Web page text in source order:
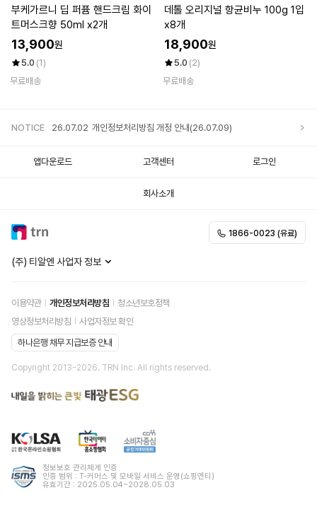
부케가르니 딥 퍼퓸 핸드크림 화이
트머스크향 50ml x2개
13,900원
5.0 (1)
무료배송
데톨 오리지널 항균비누 100g 1입
x8개
18,900원
5.0 (2)
무료배송
NOTICE 26.07.02 개인정보처리방침 개정 안내(26.07.09)
25.12.05 개인정보처리방침 개정 안내
개인정보처리방침 개정 안내
앱다운로드 고객센터 로그인
회사소개
(주) 티알엔 사업자 정보
이용약관 개인정보처리방침
청소년보호정책
영상정보처리방침
사업자정보 확인
하나은행 채무 지급보증 안내
Copyright 2013-2026. TRN Inc. All rights reserved.
정보보호 관리체계 인증
인증 범위 : T-커머스 및 모바일 서비스 운영(쇼핑엔티)
유효기간 : 2025.05.04~2028.05.03
1866-0023 (유료)